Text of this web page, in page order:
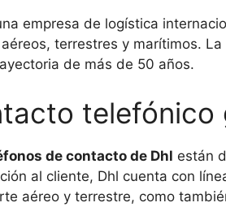
empresa de logística
terrestres y marítimos.
de más de 50 años.
telefónico
de contacto de Dhl están
al cliente, Dhl cuenta con
aéreo y terrestre, como